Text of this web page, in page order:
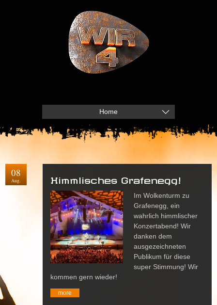
Home
08
Aug. Himmlisches Grafenegg!
Im Wolkenturm zu
Grafenegg, ein
wahrlich himmlischer
Konzertabend! Wir
danken dem
ausgezeichneten
Publikum für diese
super Stimmung! Wir
kommen gern wieder!
more